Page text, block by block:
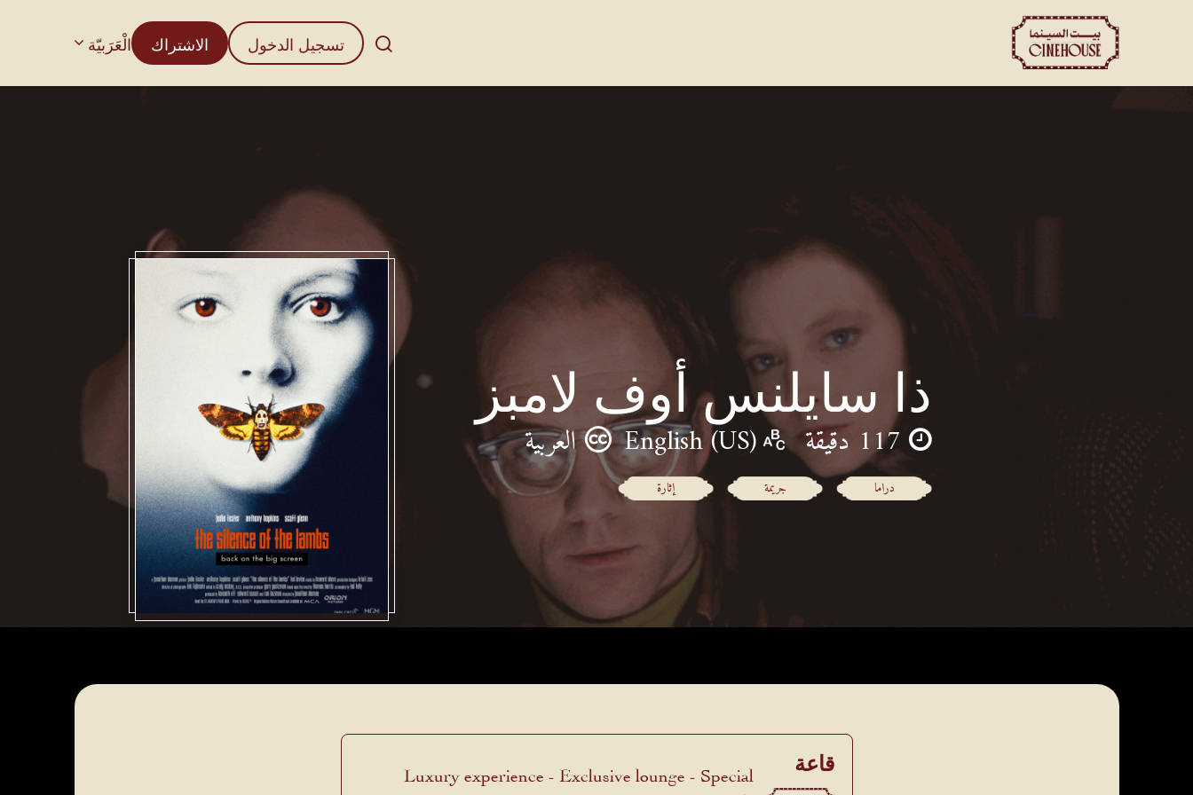
تسجيل الدخول الاشتراك الْعَرَبيّة
ذا سايلنس أوف لامبز
117 دقيقة English (US) العربية
دراما جريمة إثارة
قاعة
Luxury experience - Exclusive lounge - Special
menu.